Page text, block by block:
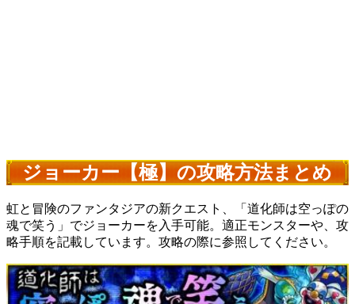
ジョーカー【極】の攻略方法まとめ
虹と冒険のファンタジアの新クエスト、「道化師は空っぽの
魂で笑う」でジョーカーを入手可能。適正モンスターや、攻
略手順を記載しています。攻略の際に参照してください。